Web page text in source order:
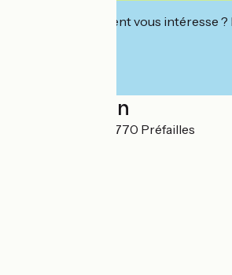
Cet établissement vous intéresse
Localisation
29 Grande Rue 44770 Préfailles